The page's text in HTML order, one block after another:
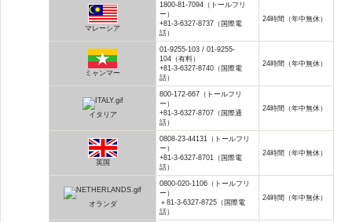
マレーシア
1800-81-7094（トールフリ
ー）
+81-3-6327-8737（国際電
話）
24時間（年中無休）
ミャンマー
01-9255-103 / 01-9255-
104（有料）
+81-3-6327-8740（国際電
話）
24時間（年中無休）
イタリア
800-172-667（トールフリ
ー）
+81-3-6327-8707（国際通
話）
24時間（年中無休）
英国
0808-23-44131（トールフリ
ー）
+81-3-6327-8701（国際電
話）
24時間（年中無休）
オランダ
0800-020-1106（トールフリ
ー）
＋81-3-6327-8725（国際電
話）
24時間（年中無休）